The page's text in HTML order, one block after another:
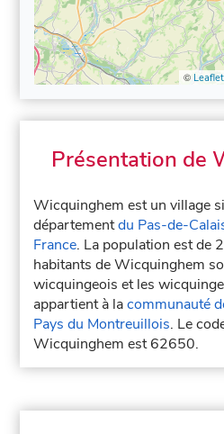
© Leaflet
Présentation de
Wicquinghem est un village
départementdu Pas-de-
France. La population est de
habitants de Wicquinghem
wicquingeois et les
appartient à lacommunauté
Pays du Montreuillois. Le
Wicquinghem est 62650.